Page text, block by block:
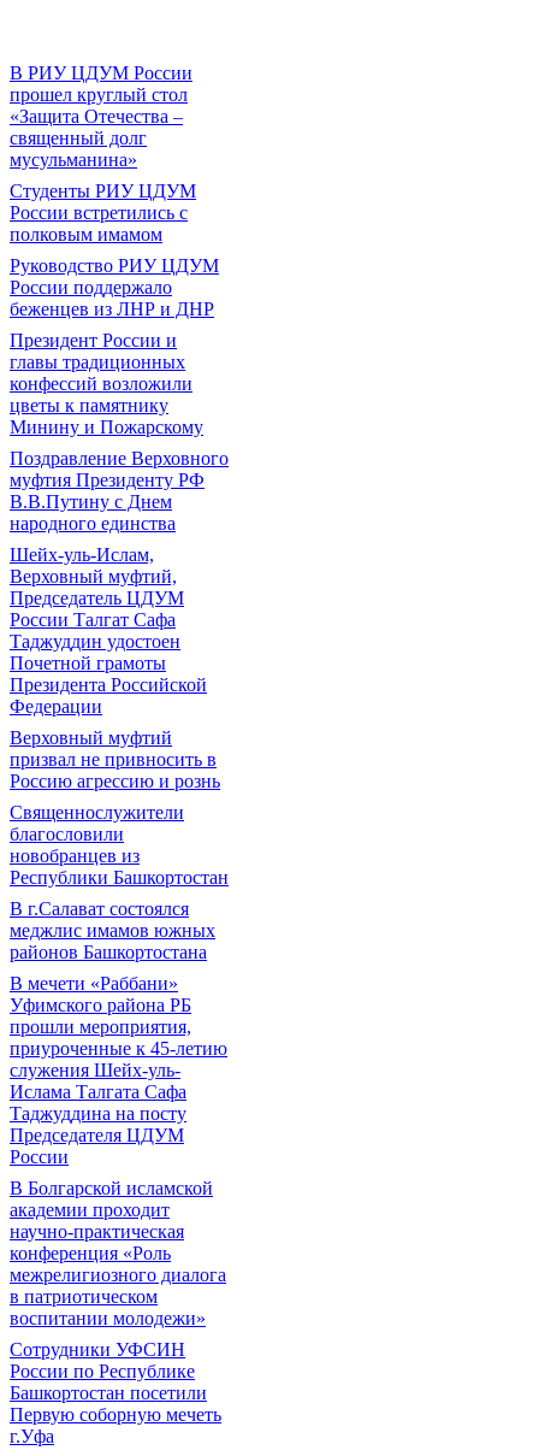
В РИУ ЦДУМ России
прошел круглый стол
«Защита Отечества –
священный долг
мусульманина»
Студенты РИУ ЦДУМ
России встретились с
полковым имамом
Руководство РИУ ЦДУМ
России поддержало
беженцев из ЛНР и ДНР
Президент России и
главы традиционных
конфессий возложили
цветы к памятнику
Минину и Пожарскому
Поздравление Верховного
муфтия Президенту РФ
В.В.Путину с Днем
народного единства
Шейх-уль-Ислам,
Верховный муфтий,
Председатель ЦДУМ
России Талгат Сафа
Таджуддин удостоен
Почетной грамоты
Президента Российской
Федерации
Верховный муфтий
призвал не привносить в
Россию агрессию и рознь
Священнослужители
благословили
новобранцев из
Республики Башкортостан
В г.Салават состоялся
меджлис имамов южных
районов Башкортостана
В мечети «Раббани»
Уфимского района РБ
прошли мероприятия,
приуроченные к 45-летию
служения Шейх-уль-
Ислама Талгата Сафа
Таджуддина на посту
Председателя ЦДУМ
России
В Болгарской исламской
академии проходит
научно-практическая
конференция «Роль
межрелигиозного диалога
в патриотическом
воспитании молодежи»
Сотрудники УФСИН
России по Республике
Башкортостан посетили
Первую соборную мечеть
г.Уфа